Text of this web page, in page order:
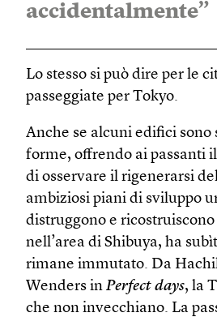
accidentalmente”
Lo stesso si può dire per le
passeggiate per Tokyo.
Anche se alcuni edifici sono
forme, offrendo ai passanti
di osservare il rigenerarsi
ambiziosi piani di sviluppo
distruggono e
nell’area di Shibuya, ha
rimane immutato. Da
Wenders in Perfect days, la
che non invecchiano. La